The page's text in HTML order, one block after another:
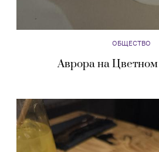
ОБЩЕСТВО
Аврора на Цветном